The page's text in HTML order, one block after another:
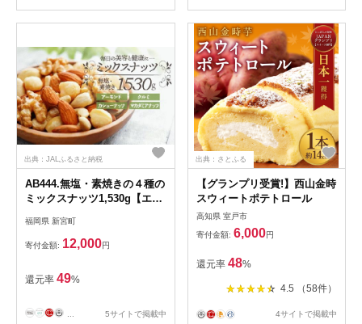
出典：JALふるさと納税
AB444.無塩・素焼きの４種の
ミックスナッツ1,530g【エイ
福岡県 新宮町
寄付金額: 12,000円
還元率 49%
5サイトで掲載中
出典：さとふる
【グランプリ受賞!】西山金時
スウィートポテトロール
高知県 室戸市
寄付金額: 6,000円
還元率 48%
4.5 （58件）
4サイトで掲載中